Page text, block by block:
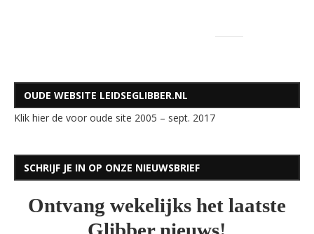
OUDE WEBSITE LEIDSEGLIBBER.NL
Klik hier de voor oude site 2005 – sept. 2017
SCHRIJF JE IN OP ONZE NIEUWSBRIEF
Ontvang wekelijks het laatste